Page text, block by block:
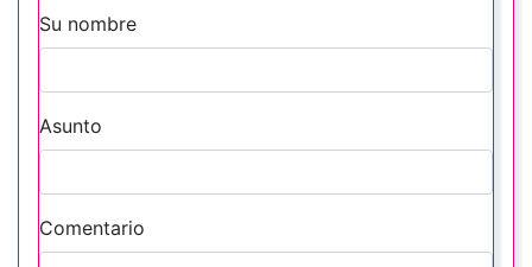
Su nombre
Asunto
Comentario